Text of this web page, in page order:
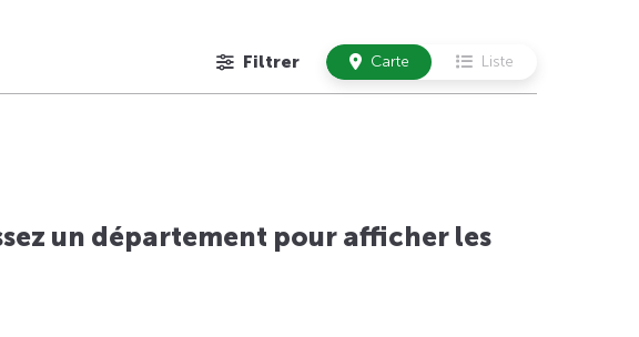
Filtrer Carte Liste
un département pour afficher les